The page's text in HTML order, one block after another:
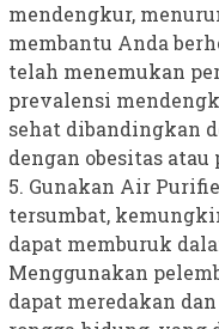
mendengkur,
membantu Anda
telah menemukan
prevalensi
sehat dibandingkan
dengan obesitas atau
5. Gunakan Air
tersumbat,
dapat memburuk
Menggunakan
dapat meredakan